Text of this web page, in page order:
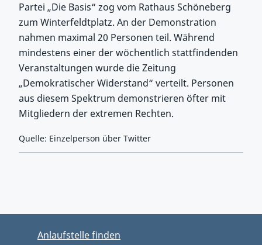
Partei „Die Basis“ zog vom Rathaus Schöneberg
zum Winterfeldtplatz. An der Demonstration
nahmen maximal 20 Personen teil. Während
mindestens einer der wöchentlich stattfindenden
Veranstaltungen wurde die Zeitung
„Demokratischer Widerstand“ verteilt. Personen
aus diesem Spektrum demonstrieren öfter mit
Mitgliedern der extremen Rechten.
Quelle: Einzelperson über Twitter
Anlaufstelle finden